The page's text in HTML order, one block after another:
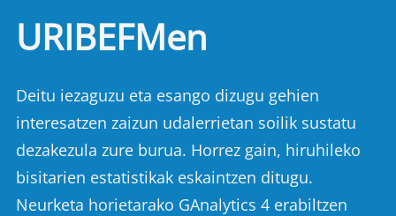
URIBEFMen
Deitu iezaguzu eta esango dizugu gehien
interesatzen zaizun udalerrietan soilik sustatu
dezakezula zure burua. Horrez gain, hiruhileko
bisitarien estatistikak eskaintzen ditugu.
Neurketa horietarako GAnalytics 4 erabiltzen